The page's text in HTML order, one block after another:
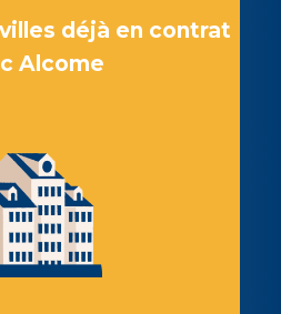
déjà en contrat
Alcome